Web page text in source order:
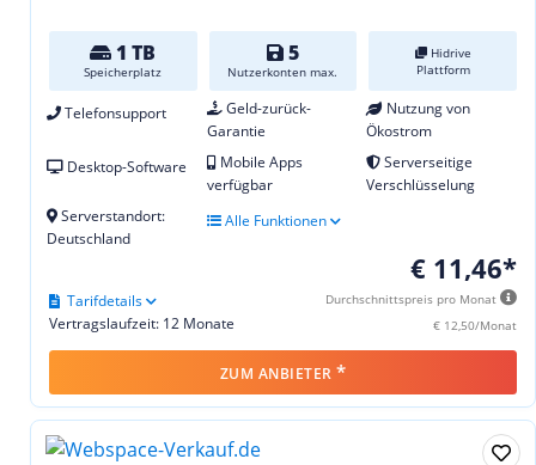
1 TB
Speicherplatz
5
Nutzerkonten max.
Hidrive
Plattform
Telefonsupport
Geld-zurück-
Garantie
Nutzung von
Ökostrom
Desktop-Software
Mobile Apps
verfügbar
Serverseitige
Verschlüsselung
Serverstandort:
Deutschland
Alle Funktionen
€ 11,46*
Durchschnittspreis pro Monat
€ 12,50/Monat
Vertragslaufzeit: 12 Monate
Tarifdetails
ZUM ANBIETER *